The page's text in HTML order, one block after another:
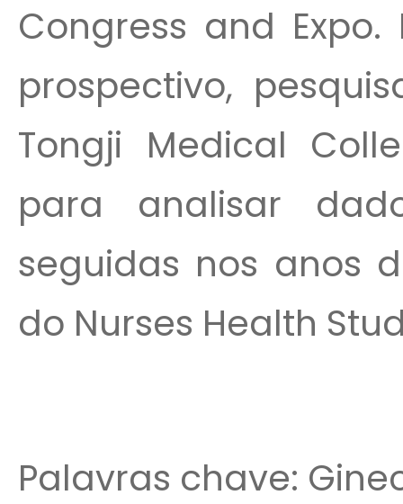
Congress and
prospectivo,
Tongji Medical
para analisar
seguidas nos anos
do Nurses Health
Palavras chave: